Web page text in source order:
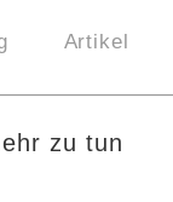
Artikel
zu tun